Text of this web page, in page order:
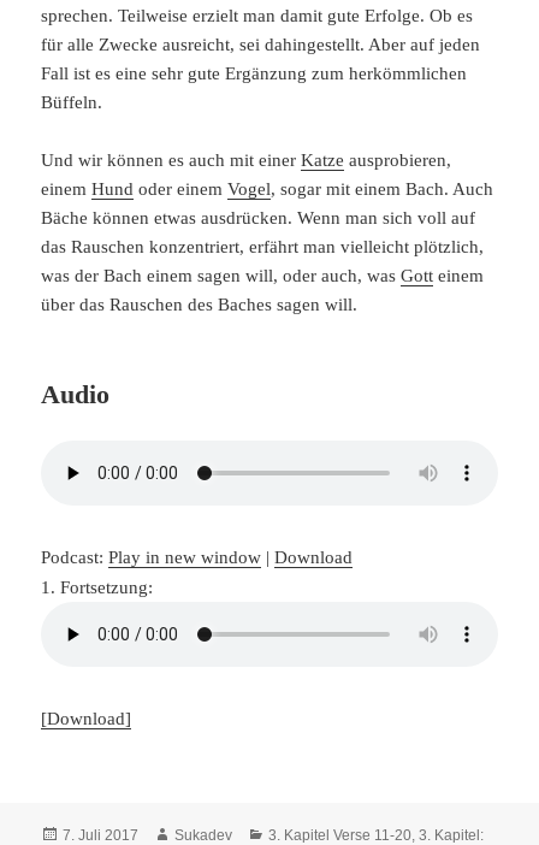
sprechen. Teilweise erzielt man damit gute Erfolge. Ob es
für alle Zwecke ausreicht, sei dahingestellt. Aber auf jeden
Fall ist es eine sehr gute Ergänzung zum herkömmlichen
Büffeln.
Und wir können es auch mit einerKatze ausprobieren,
einemHund oder einemVogel, sogar mit einem Bach. Auch
Bäche können etwas ausdrücken. Wenn man sich voll auf
das Rauschen konzentriert, erfährt man vielleicht plötzlich,
was der Bach einem sagen will, oder auch, wasGott einem
über das Rauschen des Baches sagen will.
Audio
Podcast:Play in new window |Download
1. Fortsetzung:
[Download]
Veröffentlicht
7. Juli 2017 Autor
Sukadev Kategorien
3. Kapitel Verse 11-20 ,3. Kapitel: